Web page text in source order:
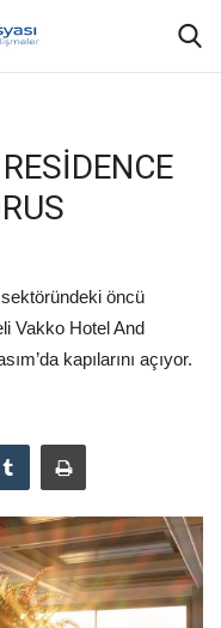
öncü
Vakko Hotel And
kapılarını açıyor.